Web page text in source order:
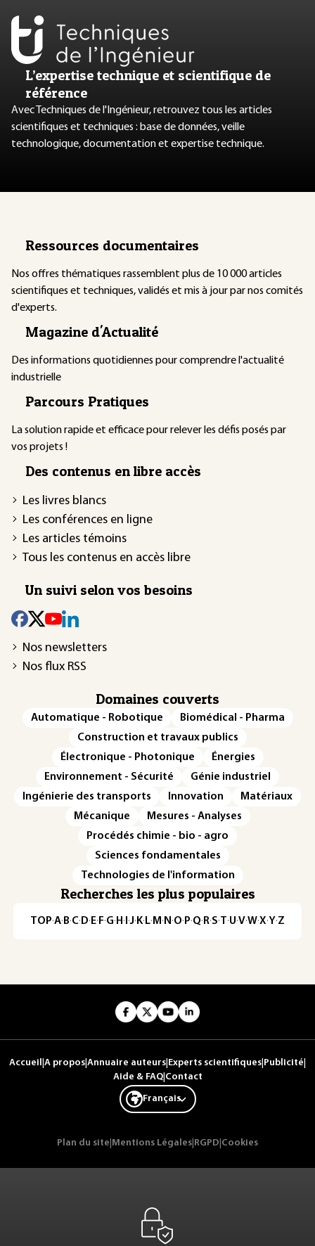
L’expertise technique et scientifique de
référence
Avec Techniques de l'Ingénieur, retrouvez tous les articles
scientifiques et techniques : base de données, veille
technologique, documentation et expertise technique.
Ressources documentaires
Nos offres thématiques rassemblent plus de 10 000 articles
scientifiques et techniques, validés et mis à jour par nos comités
d'experts.
Magazine d'Actualité
Des informations quotidiennes pour comprendre l'actualité
industrielle
Parcours Pratiques
La solution rapide et efficace pour relever les défis posés par
vos projets !
Des contenus en libre accès
Les livres blancs
Les conférences en ligne
Les articles témoins
Tous les contenus en accès libre
Un suivi selon vos besoins
Nos newsletters
Nos flux RSS
Domaines couverts
Automatique - Robotique
Biomédical - Pharma
Construction et travaux publics
Électronique - Photonique
Énergies
Environnement - Sécurité
Génie industriel
Ingénierie des transports
Innovation
Matériaux
Mécanique
Mesures - Analyses
Procédés chimie - bio - agro
Sciences fondamentales
Technologies de l'information
Recherches les plus populaires
TOP·A·B·C· D· E· F·G· H · ·J· K· L· M · N ·O· P·Q· R·S·T·U·V·W·X·Y·Z
Accueil A propos Annuaire auteurs Experts scientifiques Publicité
Aide & FAQ| Contact
Français
Plan du site Mentions Légales RGPD Cookies